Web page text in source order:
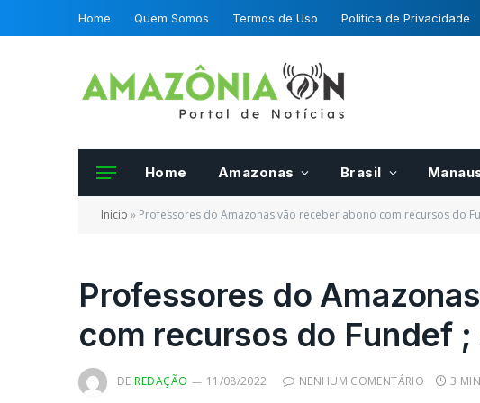
Home Quem Somos Termos de Uso Politica de Privacidade
Home Amazonas Brasil
Início » Professores do Amazonas vão receber abono com recursos do
Professores do
com recursos do Fundef
DE REDAÇÃO 11/08/2022 NENHUM COMENTÁRIO 3